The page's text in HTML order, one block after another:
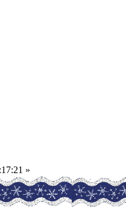
»